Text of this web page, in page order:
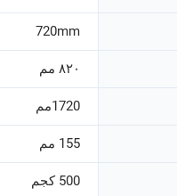
720mm
٨٢٠ مم
1720مم
155 مم
500 كجم